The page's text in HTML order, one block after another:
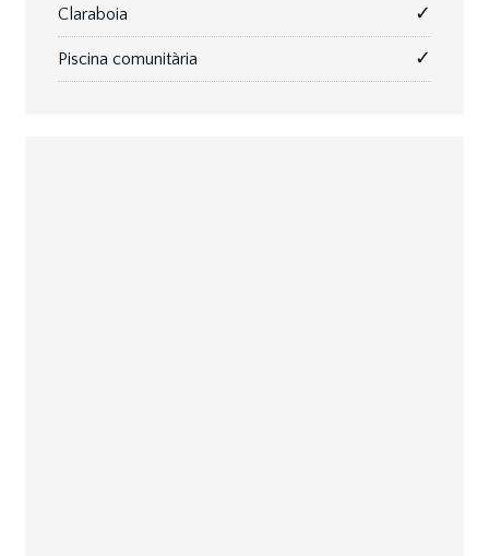
Claraboia ✓
Piscina comunitària ✓